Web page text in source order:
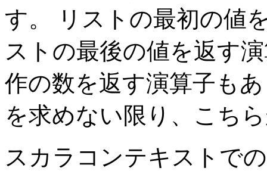
す。 リストの最初の値
ストの最後の値を返す
作の数を返す演算子も
を求めない限り、こち
スカラコンテキストで